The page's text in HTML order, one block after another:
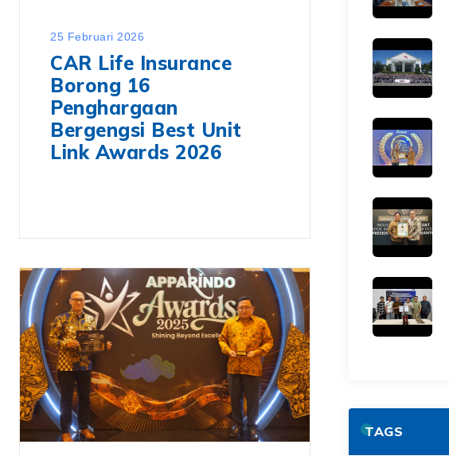
25 Februari 2026
CAR Life Insurance
Borong 16
Penghargaan
Bergengsi Best Unit
Link Awards 2026
TAGS